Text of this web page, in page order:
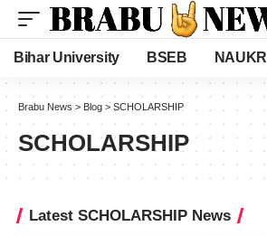
Bihar University BSEB NAUKRI
Brabu News > Blog > SCHOLARSHIP
SCHOLARSHIP
Latest SCHOLARSHIP News